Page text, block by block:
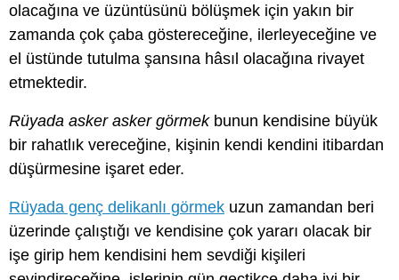
olacağına ve üzüntüsünü bölüşmek için yakın bir
zamanda çok çaba göstereceğine, ilerleyeceğine ve
el üstünde tutulma şansına hâsıl olacağına rivayet
etmektedir.
Rüyada asker asker görmekbunun kendisine büyük
bir rahatlık vereceğine, kişinin kendi kendini itibardan
düşürmesine işaret eder.
Rüyada genç delikanlı görmek uzun zamandan beri
üzerinde çalıştığı ve kendisine çok yararı olacak bir
işe girip hem kendisini hem sevdiği kişileri